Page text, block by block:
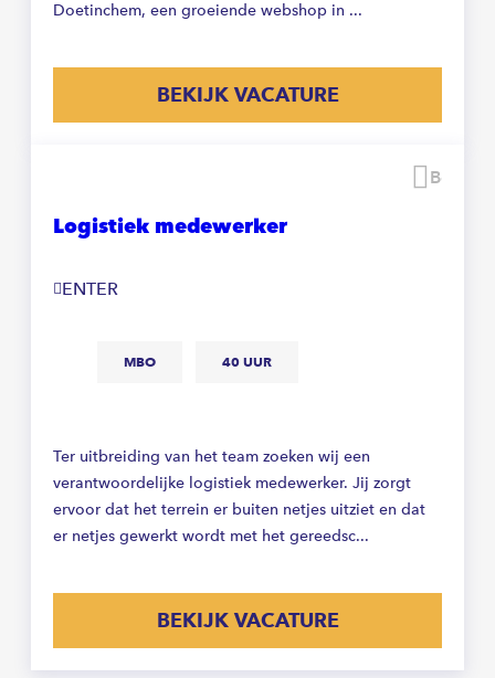
Doetinchem, een groeiende webshop in ...
BEKIJK VACATURE
Logistiek medewerker
ENTER
MBO 40 UUR
Ter uitbreiding van het team zoeken wij een
verantwoordelijke logistiek medewerker. Jij zorgt
ervoor dat het terrein er buiten netjes uitziet en dat
er netjes gewerkt wordt met het gereedsc...
BEKIJK VACATURE